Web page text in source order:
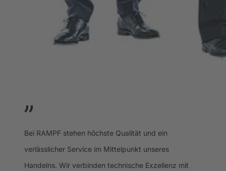
Bei RAMPF stehen höchste Qualität und ein
verlässlicher Service im Mittelpunkt unseres
Handelns. Wir verbinden technische Exzellenz mit